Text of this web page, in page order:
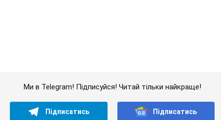
Ми в Telegram! Підписуйся! Читай тільки найкраще!
Підписатись Підписатись